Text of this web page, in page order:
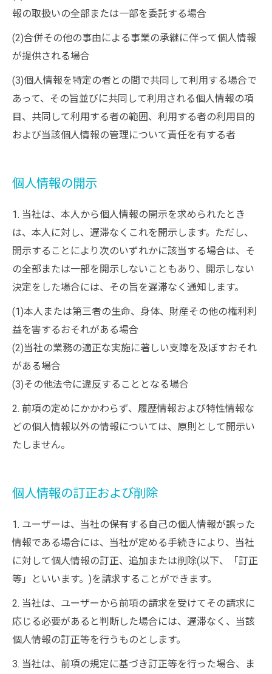
報の取扱いの全部または一部を委託する場合
(2)合併その他の事由による事業の承継に伴って個人情報
が提供される場合
(3)個人情報を特定の者との間で共同して利用する場合で
あって、その旨並びに共同して利用される個人情報の項
目、共同して利用する者の範囲、利用する者の利用目的
および当該個人情報の管理について責任を有する者
個人情報の開示
1. 当社は、本人から個人情報の開示を求められたとき
は、本人に対し、遅滞なくこれを開示します。ただし、
開示することにより次のいずれかに該当する場合は、そ
の全部または一部を開示しないこともあり、開示しない
決定をした場合には、その旨を遅滞なく通知します。
(1)本人または第三者の生命、身体、財産その他の権利利
益を害するおそれがある場合
(2)当社の業務の適正な実施に著しい支障を及ぼすおそれ
がある場合
(3)その他法令に違反することとなる場合
2. 前項の定めにかかわらず、履歴情報および特性情報な
どの個人情報以外の情報については、原則として開示い
たしません。
個人情報の訂正および削除
1. ユーザーは、当社の保有する自己の個人情報が誤った
情報である場合には、当社が定める手続きにより、当社
に対して個人情報の訂正、追加または削除(以下、「訂正
等」といいます。)を請求することができます。
2. 当社は、ユーザーから前項の請求を受けてその請求に
応じる必要があると判断した場合には、遅滞なく、当該
個人情報の訂正等を行うものとします。
3. 当社は、前項の規定に基づき訂正等を行った場合、ま